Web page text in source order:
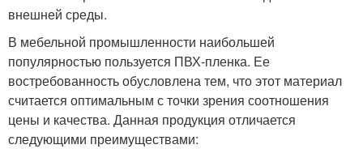
внешней среды.
В мебельной промышленности наибольшей
популярностью пользуется ПВХ-пленка. Ее
востребованность обусловлена тем, что этот материал
считается оптимальным с точки зрения соотношения
цены и качества. Данная продукция отличается
следующими преимуществами: